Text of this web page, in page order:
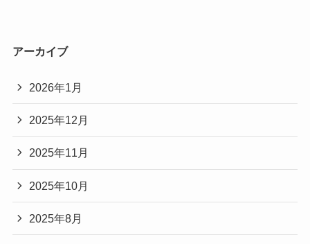
アーカイブ
2026年1月
2025年12月
2025年11月
2025年10月
2025年8月